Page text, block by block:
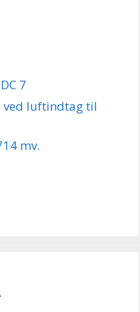
7
ved luftindtag til
mv.